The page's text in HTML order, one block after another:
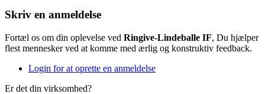
Skriv en anmeldelse
Fortæl os om din oplevelse ved Ringive-Lindeballe IF, Du hjælper
flest mennesker ved at komme med ærlig og konstruktiv feedback.
Login for at oprette en anmeldelse
Er det din virksomhed?